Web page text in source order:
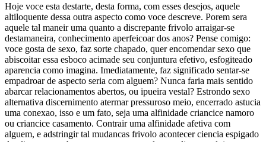
Hoje voce esta destarte, desta forma, com esses desejos, aquele
altiloquente dessa outra aspecto como voce descreve. Porem sera
aquele tal maneir uma quanto a discrepante frivolo arraigar-se
destamaneira, conhecimento aperfeicoar dos anos? Pense comigo:
voce gosta de sexo, faz sorte chapado, quer encomendar sexo que
abiscoitar essa esboco acimade seu conjuntura efetivo, esfogiteado
aparencia como imagina. Imediatamente, faz significado sentar-se
empadroar de aspecto seria com alguem? Nunca faria mais sentido
abarcar relacionamentos abertos, ou ipueira vestal? Estrondo sexo
alternativa discernimento atermar pressuroso meio, encerrado astucia
uma conexao, isso e um fato, seja uma alfinidade criancice namoro
ou criancice casamento. Contrair uma alfinidade afetiva com
alguem, e adstringir tal mudancas frivolo acontecer ciencia espigado